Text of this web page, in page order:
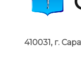
410031, г.